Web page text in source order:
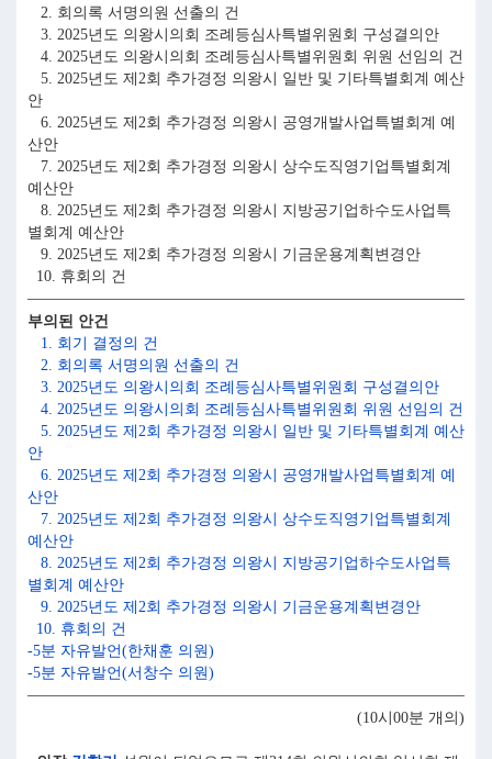
2. 회의록 서명의원 선출의 건
3. 2025년도 의왕시의회 조례등심사특별위원회 구성결의안
4. 2025년도 의왕시의회 조례등심사특별위원회 위원 선임의 건
5. 2025년도 제2회 추가경정 의왕시 일반 및 기타특별회계 예산
안
6. 2025년도 제2회 추가경정 의왕시 공영개발사업특별회계 예
산안
7. 2025년도 제2회 추가경정 의왕시 상수도직영기업특별회계
예산안
8. 2025년도 제2회 추가경정 의왕시 지방공기업하수도사업특
별회계 예산안
9. 2025년도 제2회 추가경정 의왕시 기금운용계획변경안
10. 휴회의 건
부의된 안건
1. 회기 결정의 건
2. 회의록 서명의원 선출의 건
3. 2025년도 의왕시의회 조례등심사특별위원회 구성결의안
4. 2025년도 의왕시의회 조례등심사특별위원회 위원 선임의 건
5. 2025년도 제2회 추가경정 의왕시 일반 및 기타특별회계 예산
안
6. 2025년도 제2회 추가경정 의왕시 공영개발사업특별회계 예
산안
7. 2025년도 제2회 추가경정 의왕시 상수도직영기업특별회계
예산안
8. 2025년도 제2회 추가경정 의왕시 지방공기업하수도사업특
별회계 예산안
9. 2025년도 제2회 추가경정 의왕시 기금운용계획변경안
10. 휴회의 건
-5분 자유발언(한채훈 의원)
-5분 자유발언(서창수 의원)
(10시00분 개의)